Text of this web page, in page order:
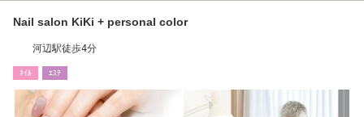
Nail salon KiKi + personal color
河辺駅徒歩4分
ﾈｲﾙ ｴｽﾃ